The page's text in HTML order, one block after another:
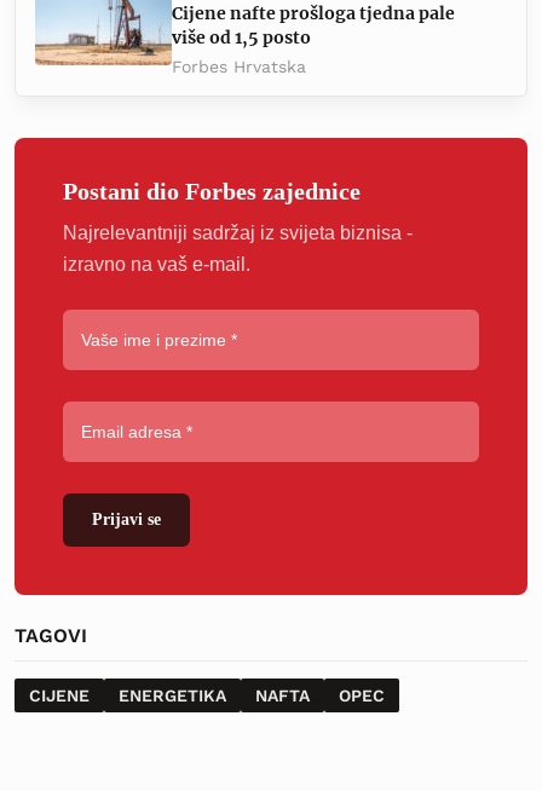
Cijene nafte prošloga tjedna pale
više od 1,5 posto
Forbes Hrvatska
Postani dio Forbes zajednice
Najrelevantniji sadržaj iz svijeta biznisa -
izravno na vaš e-mail.
Prijavi se
TAGOVI
CIJENE ENERGETIKA NAFTA OPEC